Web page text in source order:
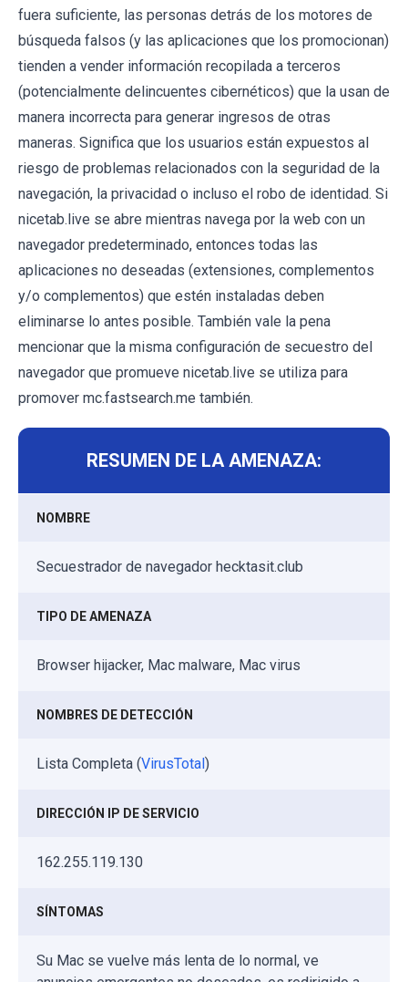
fuera suficiente, las personas detrás de los motores de
búsqueda falsos (y las aplicaciones que los promocionan)
tienden a vender información recopilada a terceros
(potencialmente delincuentes cibernéticos) que la usan de
manera incorrecta para generar ingresos de otras
maneras. Significa que los usuarios están expuestos al
riesgo de problemas relacionados con la seguridad de la
navegación, la privacidad o incluso el robo de identidad. Si
nicetab.live se abre mientras navega por la web con un
navegador predeterminado, entonces todas las
aplicaciones no deseadas (extensiones, complementos
y/o complementos) que estén instaladas deben
eliminarse lo antes posible. También vale la pena
mencionar que la misma configuración de secuestro del
navegador que promueve nicetab.live se utiliza para
promover mc.fastsearch.me también.
RESUMEN DE LA AMENAZA:
NOMBRE
Secuestrador de navegador hecktasit.club
TIPO DE AMENAZA
Browser hijacker, Mac malware, Mac virus
NOMBRES DE DETECCIÓN
Lista Completa (VirusTotal)
DIRECCIÓN IP DE SERVICIO
162.255.119.130
SÍNTOMAS
Su Mac se vuelve más lenta de lo normal, ve